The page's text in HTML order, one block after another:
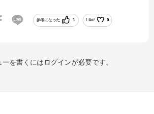
参考になった 1 Like! 0
を書くにはログインが必要です。